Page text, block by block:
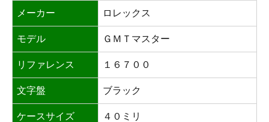
メーカー ロレックス
モデル ＧＭＴマスター
リファレンス １６７００
文字盤 ブラック
ケースサイズ ４０ミリ